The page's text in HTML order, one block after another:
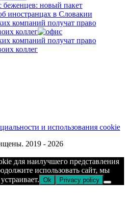
новый пакет
иностранцах в Словакии
компаний получат право
коллег
компаний получат право
коллег
и использования cookie
2019 - 2026
для наилучшего представления
использовать сайт, мы
Ok Privacy policy